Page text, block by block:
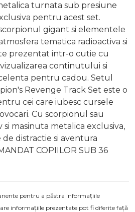
turnata sub presiune
pentru acest set.
gigant si elementele
tematica radioactiva si
prezentat intr-o cutie cu
continutului si
pentru cadou. Setul
Revenge Track Set este o
cei care iubesc cursele
Cu scorpionul sau
masinuta metalica exclusiva,
distractie si aventura
COPIILOR SUB 36
pentru a păstra informațiile
informațiile prezentate pot fi diferite față